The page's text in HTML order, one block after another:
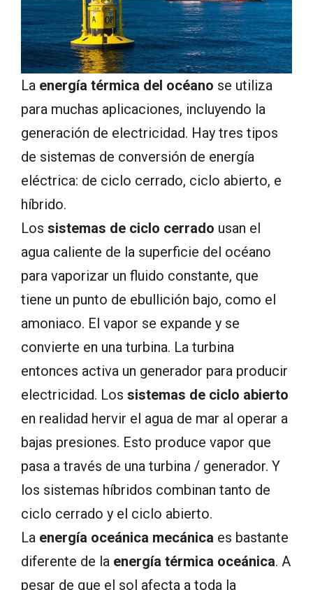
La energía térmica del océano se utiliza
para muchas aplicaciones, incluyendo la
generación de electricidad. Hay tres tipos
de sistemas de conversión de energía
eléctrica: de ciclo cerrado, ciclo abierto, e
híbrido.
Los sistemas de ciclo cerrado usan el
agua caliente de la superficie del océano
para vaporizar un fluido constante, que
tiene un punto de ebullición bajo, como el
amoniaco. El vapor se expande y se
convierte en una turbina. La turbina
entonces activa un generador para producir
electricidad. Los sistemas de ciclo abierto
en realidad hervir el agua de mar al operar a
bajas presiones. Esto produce vapor que
pasa a través de una turbina / generador. Y
los sistemas híbridos combinan tanto de
ciclo cerrado y el ciclo abierto.
La energía oceánica mecánica es bastante
diferente de la energía térmica oceánica. A
pesar de que el sol afecta a toda la